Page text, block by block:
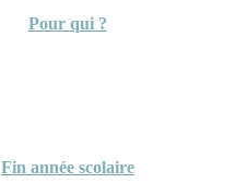
Pour qui ?
Fin année scolaire